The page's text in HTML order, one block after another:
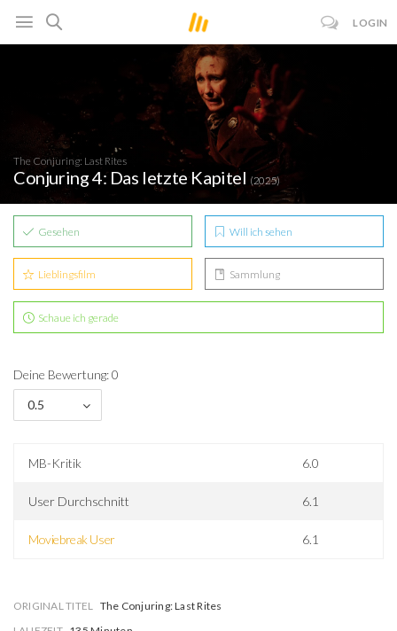
LOGIN
The Conjuring: Last Rites
Conjuring 4: Das letzte Kapitel (2025)
Gesehen Will ich sehen
Lieblingsfilm Sammlung
Schaue ich gerade
Deine Bewertung: 0
0.5
MB-Kritik 6.0
User Durchschnitt 6.1
Moviebreak User 6.1
ORIGINAL TITEL The Conjuring: Last Rites